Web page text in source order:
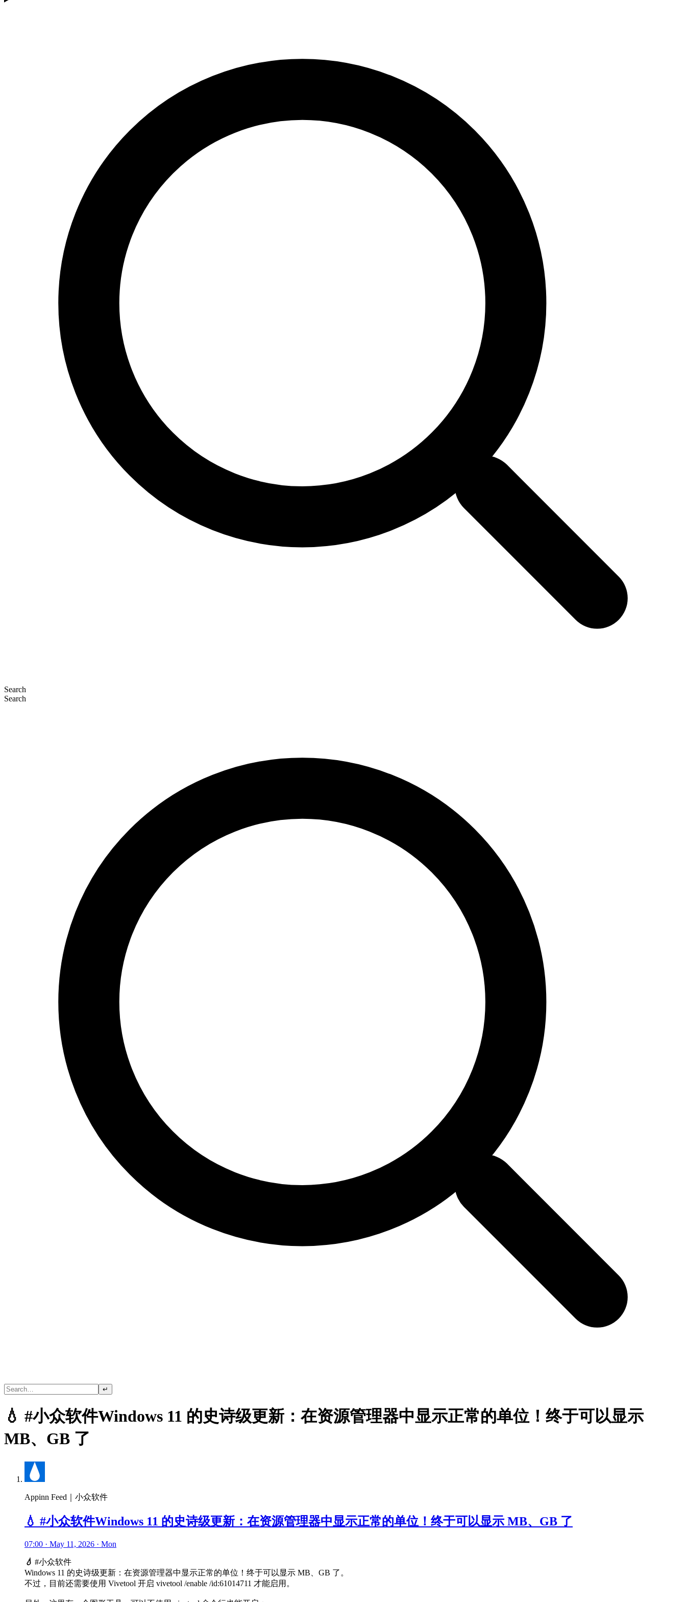
Search
Search
↵
💧 #小众软件Windows 11 的史诗级更新：在资源管理器中显示正常的单位！终于可以显示
MB、GB 了
Appinn Feed｜小众软件
💧 #小众软件Windows 11 的史诗级更新：在资源管理器中显示正常的单位！终于可以显示 MB、GB 了
07:00 · May 11, 2026 · Mon
💧 #小众软件
Windows 11 的史诗级更新：在资源管理器中显示正常的单位！终于可以显示 MB、GB 了。
不过，目前还需要使用 Vivetool 开启 vivetool /enable /id:61014711 才能启用。